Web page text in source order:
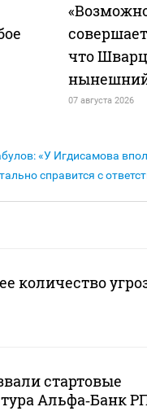
что
нынешний
07 августа 2026
«У Игдисамова
справится с
количество
стартовые
Альфа‑Банк